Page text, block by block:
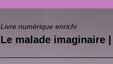
Livre numérique enrichi
Le malade imaginaire